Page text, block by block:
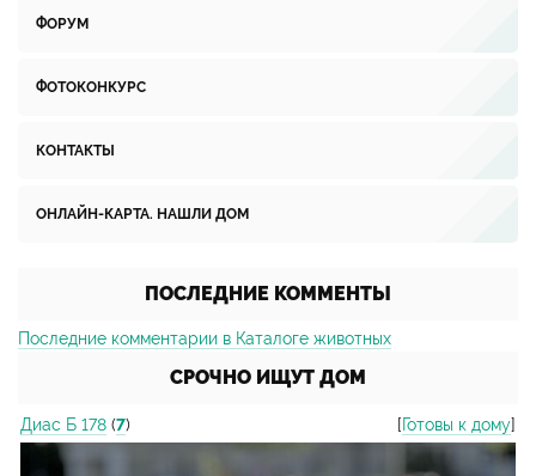
ФОРУМ
ФОТОКОНКУРС
КОНТАКТЫ
ОНЛАЙН-КАРТА. НАШЛИ ДОМ
ПОСЛЕДНИЕ КОММЕНТЫ
Последние комментарии в Каталоге животных
СРОЧНО ИЩУТ ДОМ
Диас Б 178 (7) [Готовы к дому]